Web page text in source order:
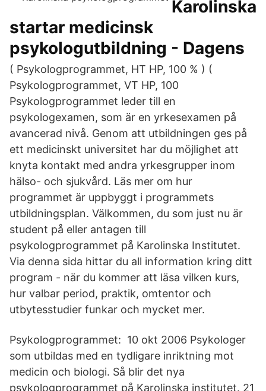
Karolinska
startar medicinsk
psykologutbildning - Dagens
( Psykologprogrammet, HT HP, 100 % ) (
Psykologprogrammet, VT HP, 100
Psykologprogrammet leder till en
psykologexamen, som är en yrkesexamen på
avancerad nivå. Genom att utbildningen ges på
ett medicinskt universitet har du möjlighet att
knyta kontakt med andra yrkesgrupper inom
hälso- och sjukvård. Läs mer om hur
programmet är uppbyggt i programmets
utbildningsplan. Välkommen, du som just nu är
student på eller antagen till
psykologprogrammet på Karolinska Institutet.
Via denna sida hittar du all information kring ditt
program - när du kommer att läsa vilken kurs,
hur valbar period, praktik, omtentor och
utbytesstudier funkar och mycket mer.
Psykologprogrammet: 10 okt 2006 Psykologer
som utbildas med en tydligare inriktning mot
medicin och biologi. Så blir det nya
psykologprogrammet på Karolinska institutet. 21